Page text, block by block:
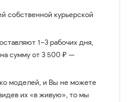
собственной курьерской
1–3 рабочих дня,
сумму от 3 500 ₽ —
моделей, и Вы не можете
их «в живую», то мы